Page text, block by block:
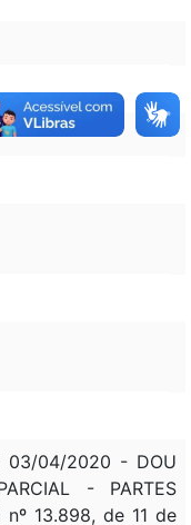
03/04/2020 - DOU
- PARTES
13.898, de 11 de